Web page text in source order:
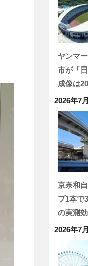
ヤンマ
市が「
成像は
2026年7
京奈和
プ1本で
の実測
2026年7